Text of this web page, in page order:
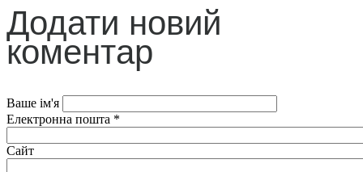
Додати новий
коментар
Ваше ім'я
Електронна пошта *
Сайт